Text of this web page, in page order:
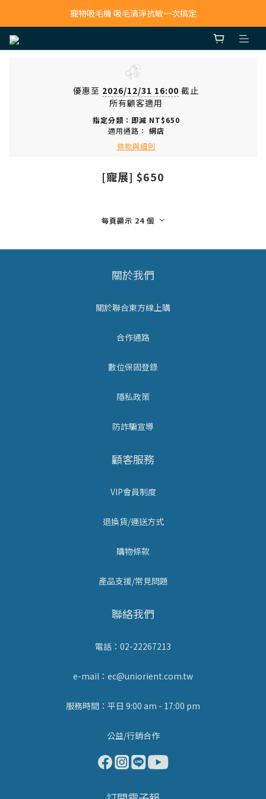
寵物吸毛機 吸毛清淨抗敏一次搞定
寵物吸毛機 吸毛清淨抗敏一次搞定
寵物吸毛機 吸毛清淨抗敏一次搞定
優惠至 2026/12/31 16:00 截止
所有顧客適用
指定分類：即減 NT$650
適用通路： 網店
條款與細則
[寵展] $650
每頁顯示 24 個
關於我們
關於聯合東方線上購
合作通路
數位保固登錄
隱私政策
防詐騙宣導
顧客服務
VIP會員制度
退換貨/運送方式
購物條款
產品支援/常見問題
聯絡我們
電話：02-22267213
e-mail：ec@uniorient.com.tw
服務時間：平日 9:00 am - 17:00 pm
公益/行銷合作